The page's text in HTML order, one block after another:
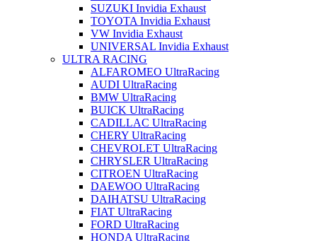
SUZUKI Invidia Exhaust
TOYOTA Invidia Exhaust
VW Invidia Exhaust
UNIVERSAL Invidia Exhaust
ULTRA RACING
ALFAROMEO UltraRacing
AUDI UltraRacing
BMW UltraRacing
BUICK UltraRacing
CADILLAC UltraRacing
CHERY UltraRacing
CHEVROLET UltraRacing
CHRYSLER UltraRacing
CITROEN UltraRacing
DAEWOO UltraRacing
DAIHATSU UltraRacing
FIAT UltraRacing
FORD UltraRacing
HONDA UltraRacing